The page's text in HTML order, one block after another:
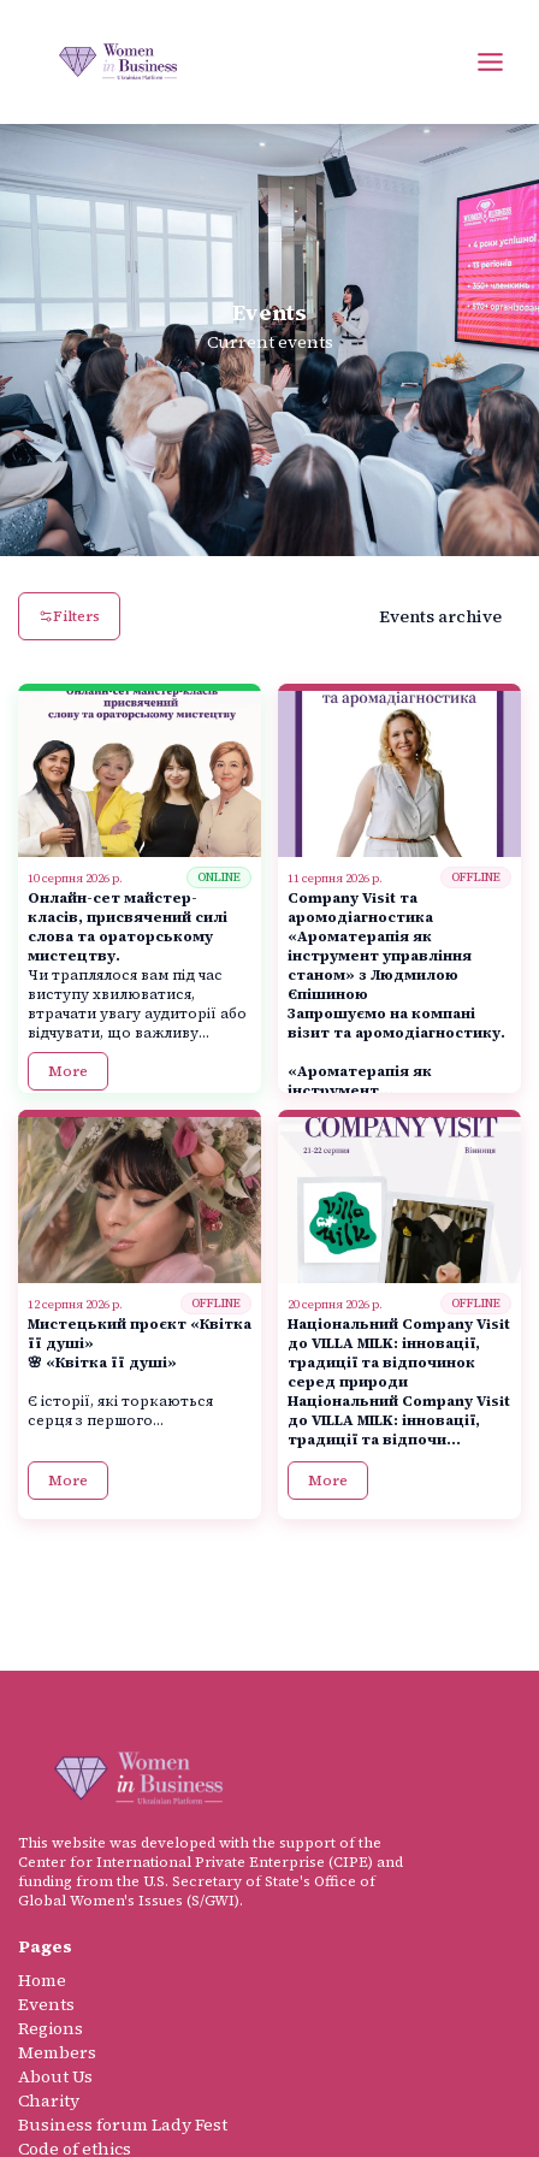
Events
Current events
Filters Events archive
10 серпня 2026 р. ONLINE
Онлайн-сет майстер-
класів, присвячений силі
слова та ораторському
мистецтву.
Чи траплялося вам під час
виступу хвилюватися,
втрачати увагу аудиторії або
відчувати, що важливу...
More
11 серпня 2026 р. OFFLINE
Company Visit та
аромодіагностика
«Ароматерапія як
інструмент управління
станом» з Людмилою
Єпішиною
Запрошуємо на компані
візит та аромодіагностику.
«Ароматерапія як
інструмент...
More
12 серпня 2026 р. OFFLINE
Мистецький проєкт «Квітка
її душі»
🌸 «Квітка її душі»
Є історії, які торкаються
серця з першого...
More
20 серпня 2026 р. OFFLINE
Національний Company Visit
до VILLA MILK: інновації,
традиції та відпочинок
серед природи
Національний Company Visit
до VILLA MILK: інновації,
традиції та відпочи...
More
This website was developed with the support of the
Center for International Private Enterprise (CIPE) and
funding from the U.S. Secretary of State's Office of
Global Women's Issues (S/GWI).
Pages
Home
Events
Regions
Members
About Us
Charity
Business forum Lady Fest
Code of ethics